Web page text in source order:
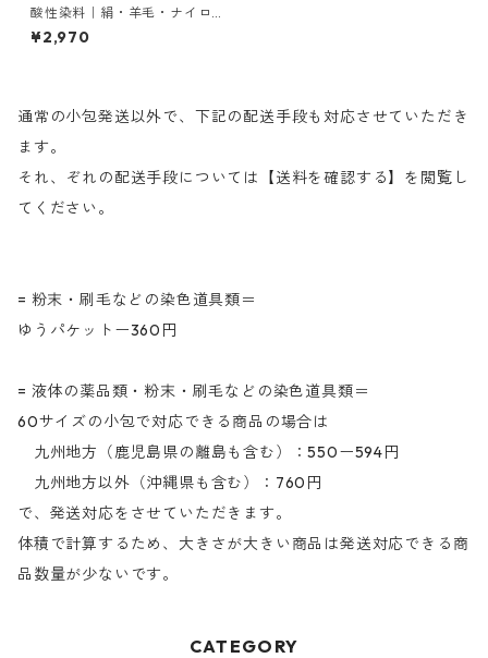
酸性染料｜絹・羊毛・ナイロ
ンを染める｜100g｜アンスラ
センエロー5RL（赤みの黄色）
¥2,970
通常の小包発送以外で、下記の配送手段も対応させていただき
ます。
それ、ぞれの配送手段については【送料を確認する】を閲覧し
てください。
= 粉末・刷毛などの染色道具類＝
ゆうパケットー360円
= 液体の薬品類・粉末・刷毛などの染色道具類＝
60サイズの小包で対応できる商品の場合は
九州地方（鹿児島県の離島も含む）：550ー594円
九州地方以外（沖縄県も含む）：760円
で、発送対応をさせていただきます。
体積で計算するため、大きさが大きい商品は発送対応できる商
品数量が少ないです。
CATEGORY